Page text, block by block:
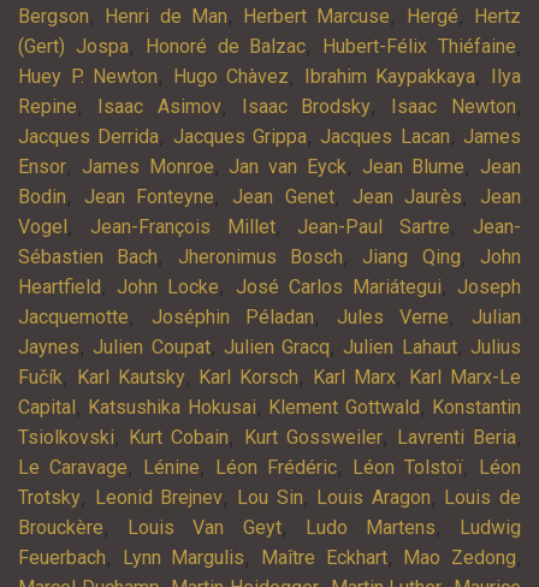
Bergson, Henri de Man, Herbert Marcuse, Hergé,
Hertz
(Gert) Jospa, Honoré de Balzac, Hubert-Félix Thiéfaine,
Huey P. Newton, Hugo Chàvez, Ibrahim Kaypakkaya,
Ilya
Repine, Isaac Asimov, Isaac Brodsky, Isaac Newton,
Jacques Derrida, Jacques Grippa, Jacques Lacan, James
Ensor, James Monroe, Jan van Eyck, Jean Blume, Jean
Bodin, Jean Fonteyne, Jean Genet, Jean Jaurès, Jean
Vogel , Jean-François Millet, Jean-Paul Sartre, Jean-
Sébastien Bach, Jheronimus Bosch, Jiang Qing, John
Heartfield , John Locke, José Carlos Mariátegui, Joseph
Jacquemotte, Joséphin Péladan, Jules Verne, Julian
Jaynes, Julien Coupat, Julien Gracq, Julien Lahaut, Julius
Fučík, Karl Kautsky, Karl Korsch, Karl Marx, Karl Marx-Le
Capital , Katsushika Hokusai, Klement Gottwald , Konstantin
Tsiolkovski, Kurt Cobain, Kurt Gossweiler, Lavrenti Beria,
Le Caravage, Lénine, Léon Frédéric, Léon Tolstoï,
Léon
Trotsky, Leonid Brejnev, Lou Sin, Louis Aragon, Louis de
Brouckère, Louis Van Geyt, Ludo Martens,
Ludwig
Feuerbach, Lynn Margulis, Maître Eckhart, Mao Zedong,